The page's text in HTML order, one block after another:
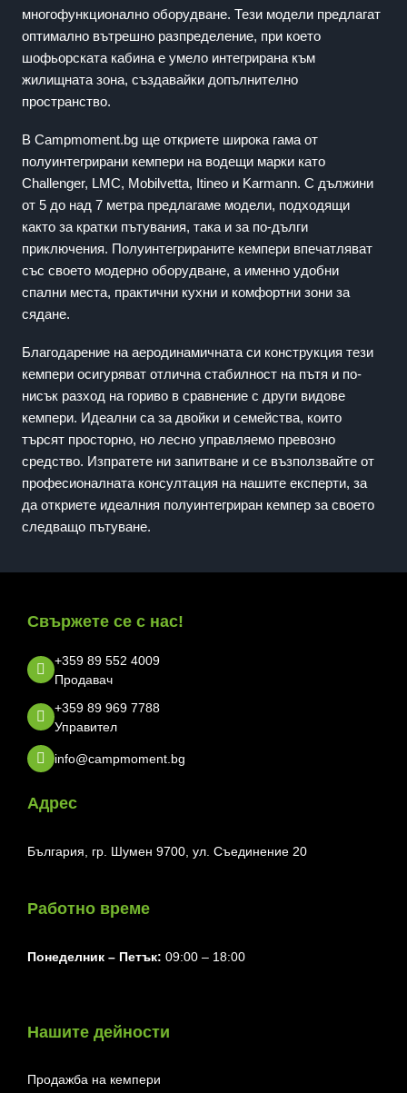
многофункционално оборудване. Тези модели предлагат
оптимално вътрешно разпределение, при което
шофьорската кабина е умело интегрирана към
жилищната зона, създавайки допълнително
пространство.
В Campmoment.bg ще откриете широка гама от
полуинтегрирани кемпери на водещи марки като
Challenger, LMC, Mobilvetta, Itineo и Karmann. С дължини
от 5 до над 7 метра предлагаме модели, подходящи
както за кратки пътувания, така и за по-дълги
приключения. Полуинтегрираните кемпери впечатляват
със своето модерно оборудване, а именно удобни
спални места, практични кухни и комфортни зони за
сядане.
Благодарение на аеродинамичната си конструкция тези
кемпери осигуряват отлична стабилност на пътя и по-
нисък разход на гориво в сравнение с други видове
кемпери. Идеални са за двойки и семейства, които
търсят просторно, но лесно управляемо превозно
средство. Изпратете ни запитване и се възползвайте от
професионалната консултация на нашите експерти, за
да откриете идеалния полуинтегриран кемпер за своето
следващо пътуване.
Свържете се с нас!
+359 89 552 4009
Продавач
+359 89 969 7788
Управител
info@campmoment.bg
Адрес
България, гр. Шумен 9700, ул. Съединение 20
Работно време
Понеделник ⁠– Петък: 09:00 – 18:00
Нашите дейности
Продажба на кемпери